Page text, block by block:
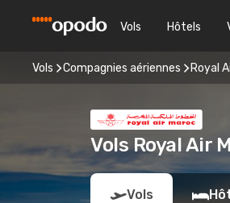
Vols Hôtels
Vols Compagnies aériennes Royal
Vols Royal Air
Vols